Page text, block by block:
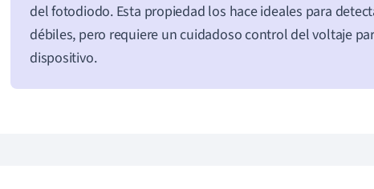
del fotodiodo. Esta propiedad los hace ideales para
débiles, pero requiere un cuidadoso control del voltaje
dispositivo.